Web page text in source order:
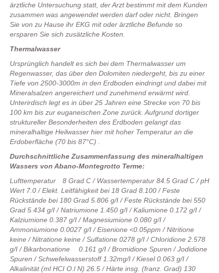
ärztliche Untersuchung statt, der Arzt bestimmt mit dem Kunden
zusammen was angewendet werden darf oder nicht. Bringen
Sie von zu Hause ihr EKG mit oder ärztliche Befunde so
ersparen Sie sich zusätzliche Kosten.
Thermalwasser
Ursprünglich handelt es sich bei dem Thermalwasser um
Regenwasser, das über den Dolomiten niedergeht, bis zu einer
Tiefe von 2500-3000m in den Erdboden eindringt und dabei mit
Mineralsalzen angereichert und zunehmend erwärmt wird.
Unterirdisch legt es in über 25 Jahren eine Strecke von 70 bis
100 km bis zur euganeischen Zone zurück. Aufgrund dortiger
struktureller Besonderheiten des Erdboden gelangt das
mineralhaltige Heilwasser hier mit hoher Temperatur an die
Erdoberfläche (70 bis 87°C) .
Durchschnittliche Zusammenfassung des mineralhaltigen
Wassers von Abano-Montegrotto Terme:
Lufttemperatur 8 Grad C / Wassertemperatur 84.5 Grad C / pH
Wert 7.0 / Elekt. Leitfähigkeit bei 18 Grad 8.100 / Feste
Rückstände bei 180 Grad 5.806 g/I / Feste Rückstände bei 550
Grad 5.434 g/I / Natriumione 1.450 g/I / Kaliumione 0.172 g/I /
Kalziumione 0.387 g/I / Magnesiumione 0.080 g/I /
Ammoniumione 0.0027 g/I / Eisenione <0.05ppm / Nitritione
keine / Nitratione keine / Sulfatione 0278 g/I / Chloridione 2.578
g/I / Bikarbonatione 0.161 g/I / Bromidione Spuren / Jodidione
Spuren / Schwefelwasserstoff 1.32mg/I / Kiesel 0.063 g/I /
Alkalinität (ml HCI O.l N) 26.5 / Härte insg. (franz. Grad) 130